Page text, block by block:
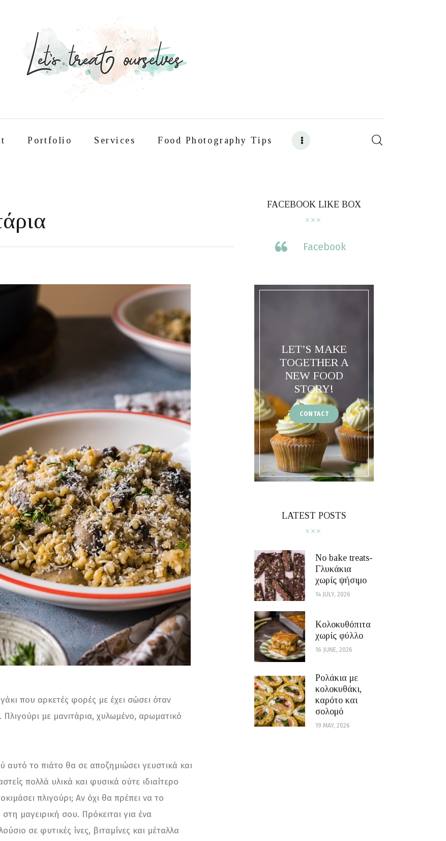
Portfolio Services Food Photography Tips
που αρκετές φορές με έχει σώσει όταν
Πλιγούρι με μανιτάρια, χυλωμένο, αρωματικό
αυτό το πιάτο θα σε αποζημιώσει γευστικά και
πολλά υλικά και φυσικά ούτε ιδιαίτερο
πλιγούρι; Αν όχι θα πρέπει να το
στη μαγειρική σου. Πρόκειται για ένα
σε φυτικές ίνες, βιταμίνες και μέταλλα
FACEBOOK LIKE BOX
Facebook
LET’S MAKE
TOGETHER A
NEW FOOD
STORY!
CONTACT
LATEST POSTS
No bake treats-
Γλυκάκια
χωρίς ψήσιμο
14 JULY, 2026
Κολοκυθόπιτα
χωρίς φύλλο
16 JUNE, 2026
Ρολάκια με
κολοκυθάκι,
καρότο και
σολομό
19 MAY, 2026